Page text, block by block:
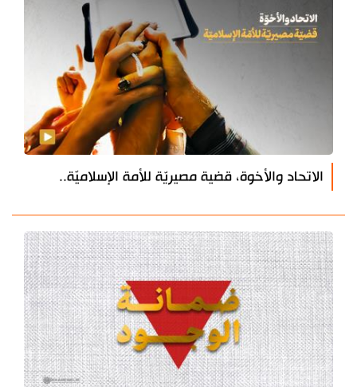
الاتحاد والأخوة، قضية مصيريّة للأمة الإسلاميّة..